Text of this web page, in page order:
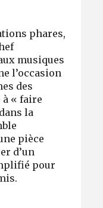
phares,
musiques
l’occasion
des
à « faire
la
pièce
d’un
pour